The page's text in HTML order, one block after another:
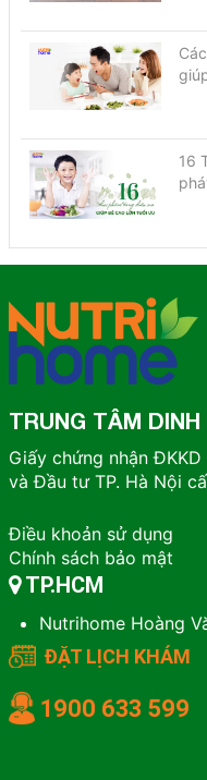
16
TRUNG TÂM
Giấy chứng nhận
và Đầu tư TP. Hà Nội
Điều khoản sử dụng
Chính sách bảo mật
TP.HCM
Nutrihome Hoàng
ĐẶT LỊCH KHÁM
1900 633 599